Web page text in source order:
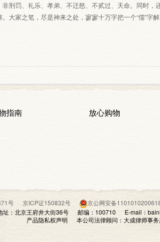
非刑罚、礼乐、孝弟、不迁怒、不贰过、天命。同时
大家之笔，尽是神来之处，寥寥十万字把一个“儒”字
指南 放心购物
号 京ICP证150832号 京公网安备
址：北京王府井大街36号 邮编：100710 E-mail：
产品隐私权声明 本公司法律顾问：大成律师事务